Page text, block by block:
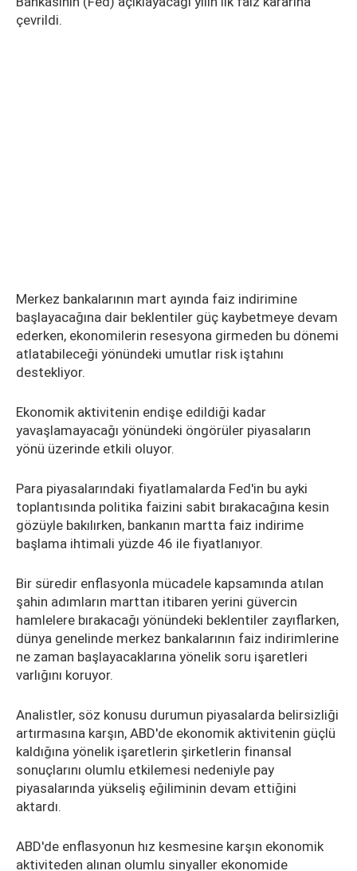
çevrildi.
Merkez bankalarının mart ayında faiz indirimine
başlayacağına dair beklentiler güç kaybetmeye devam
ederken, ekonomilerin resesyona girmeden bu dönemi
atlatabileceği yönündeki umutlar risk iştahını
destekliyor.
Ekonomik aktivitenin endişe edildiği kadar
yavaşlamayacağı yönündeki öngörüler piyasaların
yönü üzerinde etkili oluyor.
Para piyasalarındaki fiyatlamalarda Fed'in bu ayki
toplantısında politika faizini sabit bırakacağına kesin
gözüyle bakılırken, bankanın martta faiz indirime
başlama ihtimali yüzde 46 ile fiyatlanıyor.
Bir süredir enflasyonla mücadele kapsamında atılan
şahin adımların marttan itibaren yerini güvercin
hamlelere bırakacağı yönündeki beklentiler zayıflarken,
dünya genelinde merkez bankalarının faiz indirimlerine
ne zaman başlayacaklarına yönelik soru işaretleri
varlığını koruyor.
Analistler, söz konusu durumun piyasalarda belirsizliği
artırmasına karşın, ABD'de ekonomik aktivitenin güçlü
kaldığına yönelik işaretlerin şirketlerin finansal
sonuçlarını olumlu etkilemesi nedeniyle pay
piyasalarında yükseliş eğiliminin devam ettiğini
aktardı.
ABD'de enflasyonun hız kesmesine karşın ekonomik
aktiviteden alınan olumlu sinyaller ekonomide